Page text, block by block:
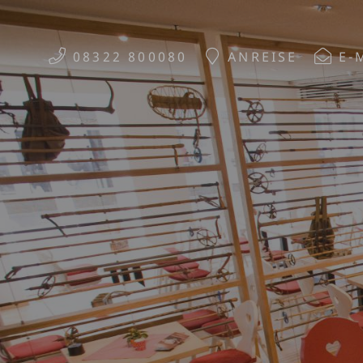
08322 800080 ANREISE E-